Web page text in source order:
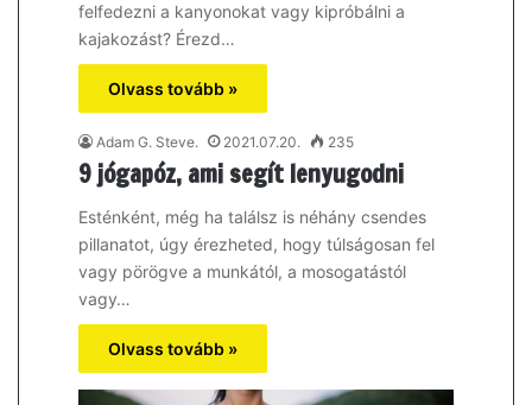
felfedezni a kanyonokat vagy kipróbálni a
kajakozást? Érezd…
Olvass tovább »
Adam G. Steve. 2021.07.20. 235
9 jógapóz, ami segít lenyugodni
Esténként, még ha találsz is néhány csendes
pillanatot, úgy érezheted, hogy túlságosan fel
vagy pörögve a munkától, a mosogatástól
vagy…
Olvass tovább »